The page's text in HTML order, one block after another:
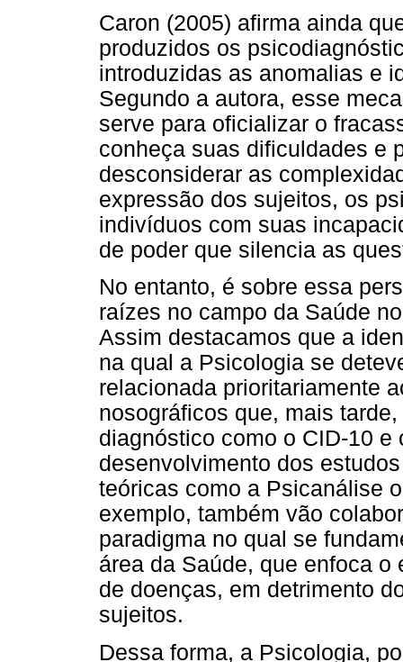
Caron (2005) afirma ainda
produzidos os
introduzidas as anomalias e
Segundo a autora, esse
serve para oficializar o
conheça suas dificuldades e
desconsiderar as
expressão dos sujeitos, os
indivíduos com suas
de poder que silencia as
No entanto, é sobre essa
raízes no campo da Saúde
Assim destacamos que a
na qual a Psicologia se
relacionada prioritariamente
nosográficos que, mais
diagnóstico como o CID-10 e
desenvolvimento dos
teóricas como a Psicanálise
exemplo, também vão
paradigma no qual se
área da Saúde, que enfoca
de doenças, em detrimento
sujeitos.
Dessa forma, a Psicologia,